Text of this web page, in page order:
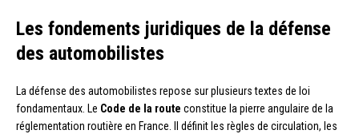
Les fondements juridiques de la défense
des automobilistes
La défense des automobilistes repose sur plusieurs textes de loi
fondamentaux. Le Code de la route constitue la pierre angulaire de la
réglementation routière en France. Il définit les règles de circulation, les